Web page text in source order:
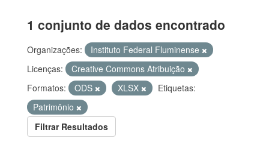
1 conjunto de dados encontrado
Organizações:
Instituto Federal Fluminense
Licenças:
Creative Commons Atribuição
Formatos:
ODS XLSX
Etiquetas:
Patrimônio
Filtrar Resultados